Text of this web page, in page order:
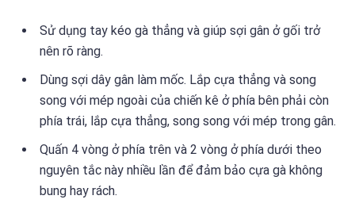
Sử dụng tay kéo gà thẳng và giúp sợi gân ở gối trở
nên rõ ràng.
Dùng sợi dây gân làm mốc. Lắp cựa thẳng và song
song với mép ngoài của chiến kê ở phía bên phải còn
phía trái, lắp cựa thẳng, song song với mép trong gân.
Quấn 4 vòng ở phía trên và 2 vòng ở phía dưới theo
nguyên tắc này nhiều lần để đảm bảo cựa gà không
bung hay rách.